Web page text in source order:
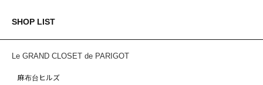
SHOP LIST
Le GRAND CLOSET de PARIGOT
麻布台ヒルズ